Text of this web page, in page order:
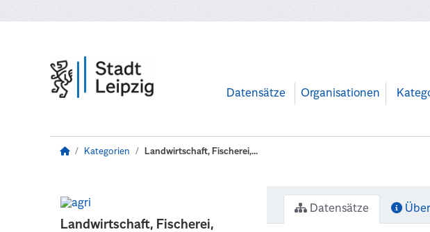
Datensätze Organisationen
Kategorien Landwirtschaft, Fischerei,...
Landwirtschaft, Fischerei,
Datensätze